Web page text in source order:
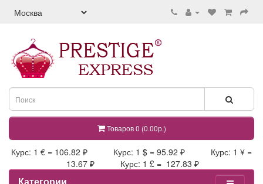
Товаров 0 (0.00р.)
Курс: 1 € = 106.82 ₽ Курс: 1 $ = 95.92 ₽ Курс: 1 ¥ =
13.67 ₽ Курс: 1 £ = 127.83 ₽